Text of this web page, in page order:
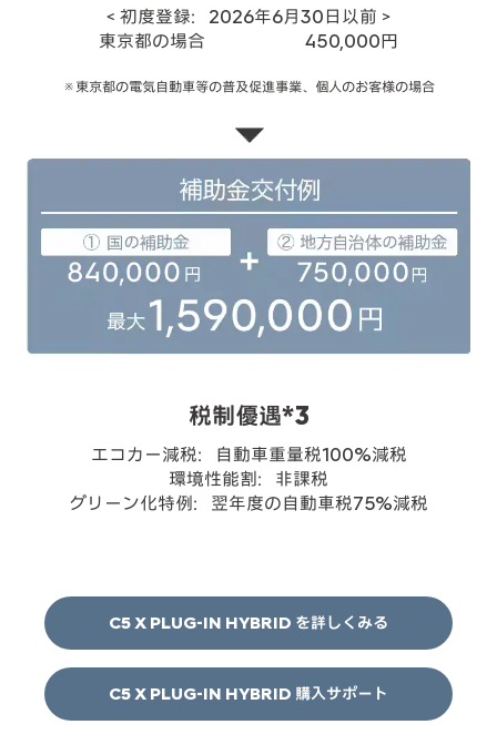
＜初度登録：2026年6月30日以前＞
東京都の場合 450,000円
※東京都の電気自動車等の普及促進事業、個人のお客様の場合
税制優遇*3
エコカー減税：自動車重量税100%減税
環境性能割：非課税
グリーン化特例：翌年度の自動車税75%減税
C5 X PLUG-IN HYBRID を詳しくみる
C5 X PLUG-IN HYBRID 購入サポート